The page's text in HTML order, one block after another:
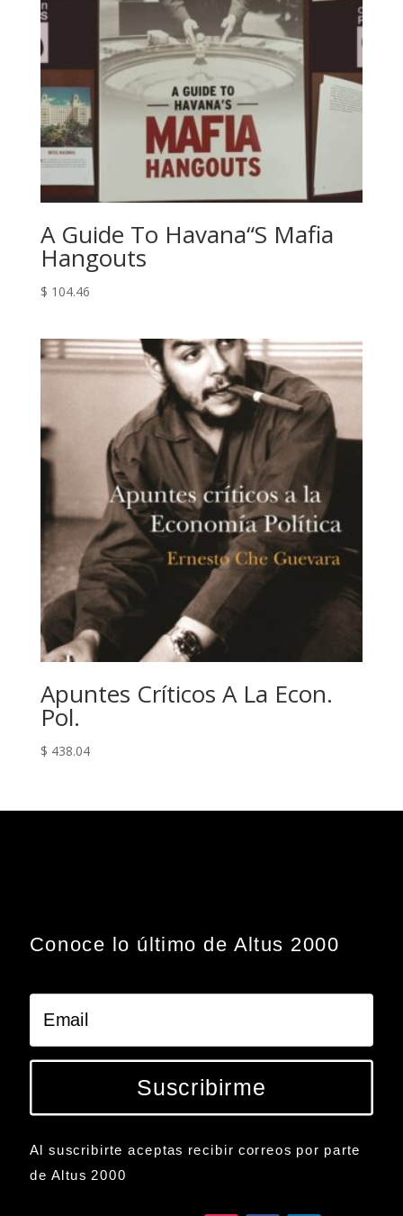
A Guide To Havana“S Mafia
Hangouts
$ 104.46
Apuntes Críticos A La Econ.
Pol.
$ 438.04
Conoce lo último de Altus 2000
Suscribirme
Al suscribirte aceptas recibir correos por parte
de Altus 2000